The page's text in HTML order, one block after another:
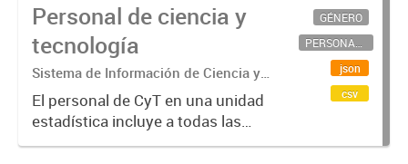
Personal de ciencia y
tecnología
Sistema de Información de Ciencia y
Tecnología Argentino (SICYTAR)
El personal de CyT en una unidad
estadística incluye a todas las
personas involucradas
GÉNERO
PERSONAL CIENTÍFICO-TECNOLÓGICO
json
csv